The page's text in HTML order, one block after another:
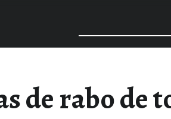
de rabo de